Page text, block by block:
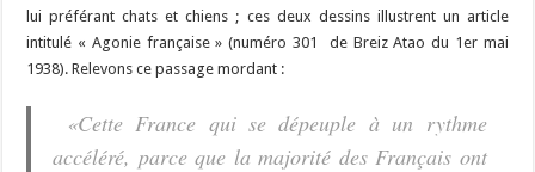
lui préférant chats et chiens ; ces deux dessins illustrent un article
intitulé « Agonie française » (numéro 301 de Breiz Atao du 1er mai
1938). Relevons ce passage mordant :
«Cette France qui se dépeuple à un rythme
accéléré, parce que la majorité des Français ont